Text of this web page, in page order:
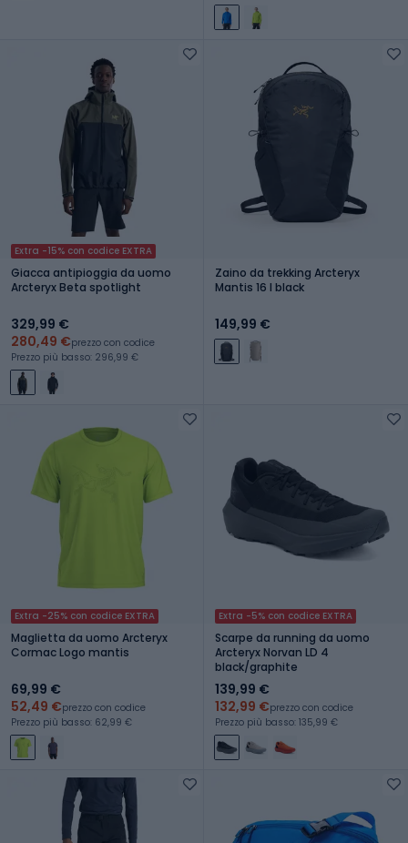
Extra -15% con codice EXTRA
Giacca antipioggia da uomo
Arcteryx Beta spotlight
329,99 €
280,49 €prezzo con codice
Prezzo più basso: 296,99 €
Zaino da trekking Arcteryx
Mantis 16 l black
149,99 €
Extra -25% con codice EXTRA
Maglietta da uomo Arcteryx
Cormac Logo mantis
69,99 €
52,49 €prezzo con codice
Prezzo più basso: 62,99 €
Extra -5% con codice EXTRA
Scarpe da running da uomo
Arcteryx Norvan LD 4
black/graphite
139,99 €
132,99 €prezzo con codice
Prezzo più basso: 135,99 €